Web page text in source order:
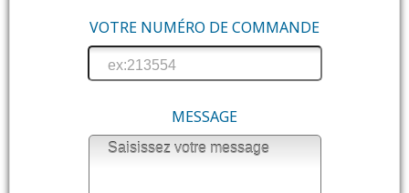
VOTRE NUMÉRO DE COMMANDE
MESSAGE